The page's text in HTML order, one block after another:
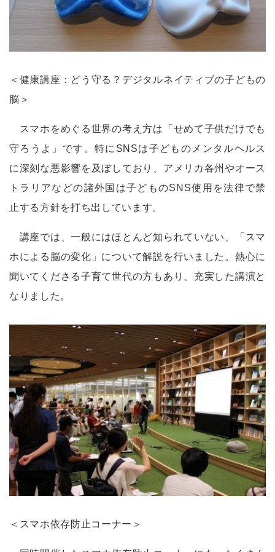
＜健康講座：どう守る？デジタルネイティブの子どもの
脳＞
スマホをめぐる世界の考え方は「せめて子供だけでも
守ろうよ」です。特に SNSは子どものメンタルヘルス
に深刻な悪影響を及ぼしており、アメリカ各州やオース
トラリアなどの諸外国は子どものSNS使用を法律で禁
止する方針を打ち出しています。
講座では、一般にはほとんど知られていない、「スマ
ホによる脳の変化」について解説を行いました。熱心に
聞いてくださる子育て世代の方もあり、充実した講演と
なりました。
＜スマホ依存防止コーナー＞